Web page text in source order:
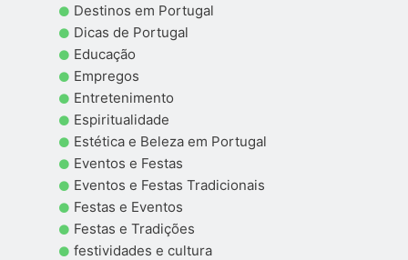
Destinos em Portugal
Dicas de Portugal
Educação
Empregos
Entretenimento
Espiritualidade
Estética e Beleza em Portugal
Eventos e Festas
Eventos e Festas Tradicionais
Festas e Eventos
Festas e Tradições
festividades e cultura